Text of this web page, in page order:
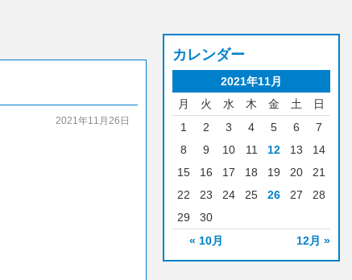
2021年11月26日
カレンダー
2021年11月
月
火 水 木 金 土 日
« 10月 12月 »
1 2 3 4 5 6
7
8
9 10 11 12 13
14
15
16 17 18 19 20
21
22
23 24 25 26 27
28
29
30